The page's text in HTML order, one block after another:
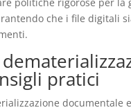
che i file digitali
pratici
documentale